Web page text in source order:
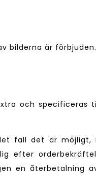
bilderna är
och specificeras
fall det är möjligt,
efter
en återbetalning